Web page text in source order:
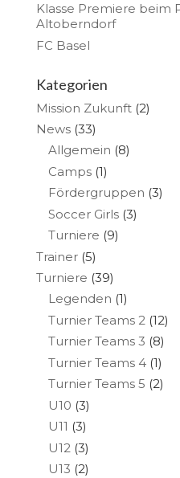
Klasse Premiere beim
Altoberndorf
FC Basel
Kategorien
Mission Zukunft(2)
News(33)
Allgemein (8)
Camps(1)
Fördergruppen (3)
Soccer Girls(3)
Turniere (9)
Trainer(5)
Turniere (39)
Legenden (1)
Turnier Teams 2 (12)
Turnier Teams 3 (8)
Turnier Teams 4(1)
Turnier Teams 5 (2)
U10 (3)
U11 (3)
U12 (3)
U13 (2)